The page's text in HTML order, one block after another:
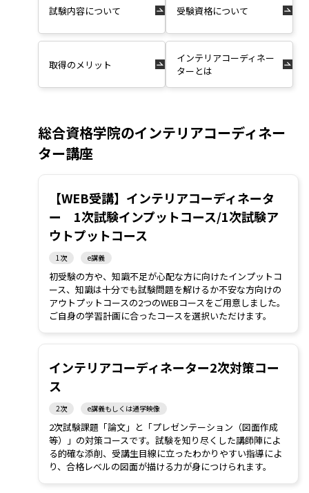
試験内容について 受験資格について
取得のメリット
インテリアコーディネー
ターとは
総合資格学院のインテリアコーディネー
ター講座
【WEB受講】インテリアコーディネータ
ー 1次試験インプットコース/1次試験ア
ウトプットコース
1次 e講義
初受験の方や、知識不足が心配な方に向けたインプットコ
ース、知識は十分でも試験問題を解けるか不安な方向けの
アウトプットコースの2つのWEBコースをご用意しました。
ご自身の学習計画に合ったコースを選択いただけます。
インテリアコーディネーター2次対策コー
ス
2次 e講義もしくは通学映像
2次試験課題「論文」と「プレゼンテーション（図面作成
等）」の対策コースです。試験を知り尽くした講師陣によ
る的確な添削、受講生目線に立ったわかりやすい指導によ
り、合格レベルの図面が描ける力が身につけられます。